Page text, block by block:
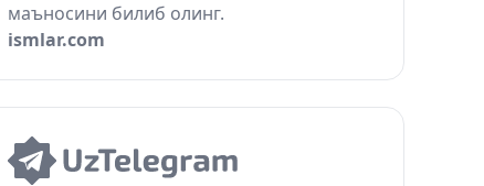
маъносини билиб олинг.
ismlar.com